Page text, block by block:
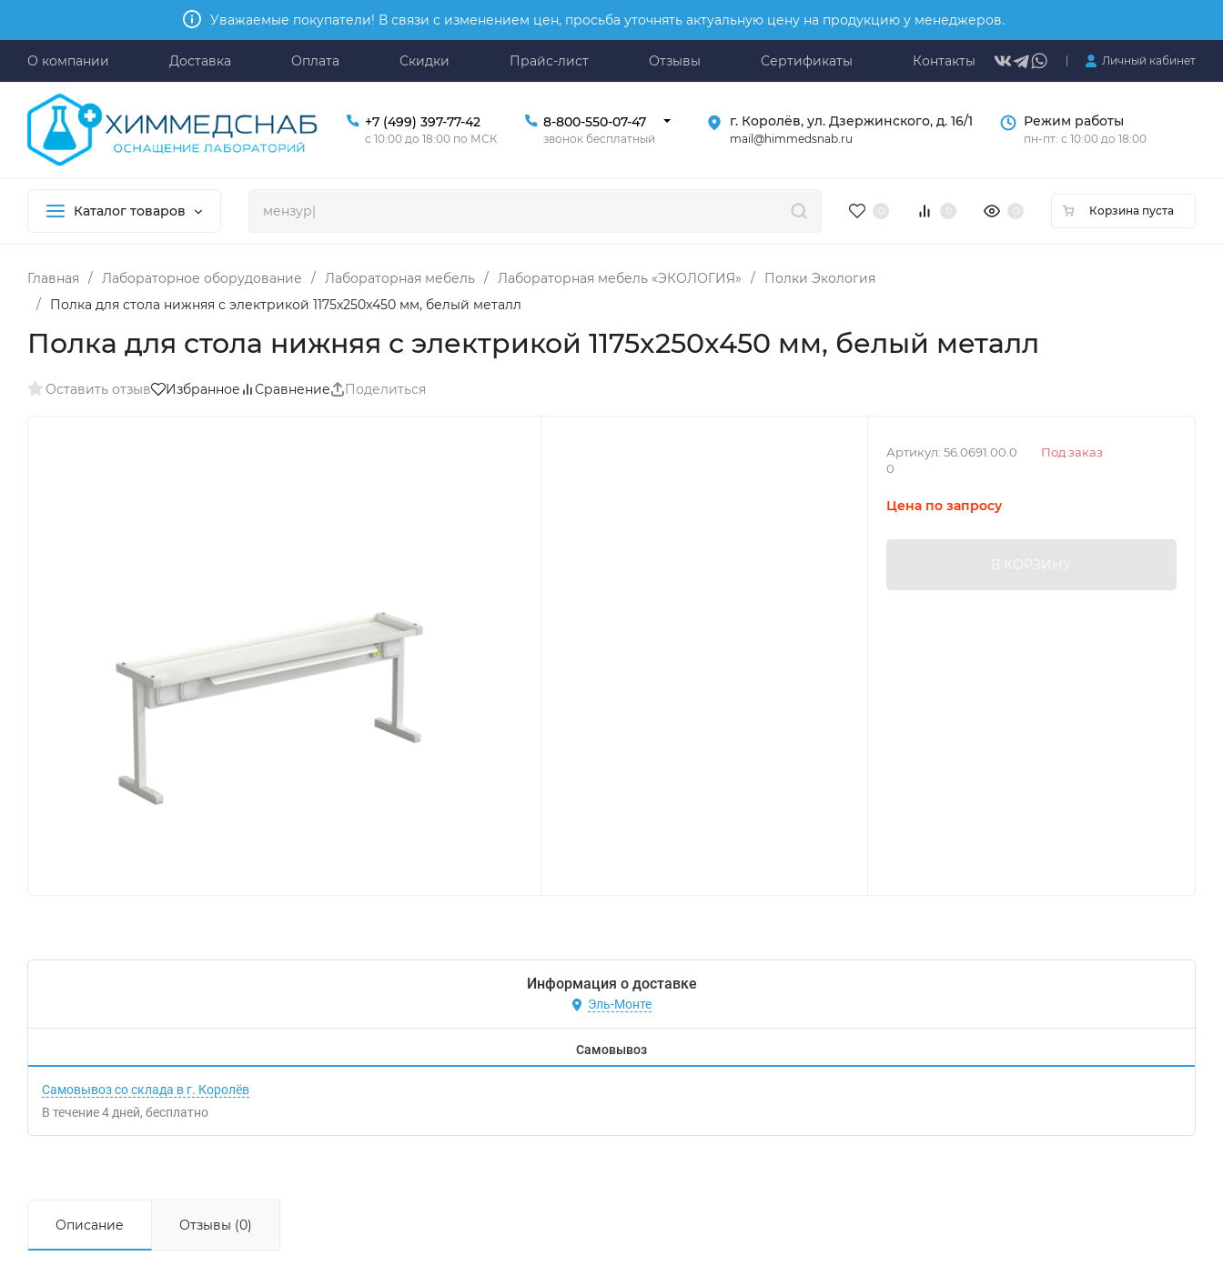
Уважаемые покупатели! В связи с изменением цен, просьба уточнять актуальную цену на продукцию у менеджеров.
О компании Доставка Оплата Скидки Прайс-лист Отзывы Сертификаты Контакты Личный кабинет
+7 (499) 397-77-42
с 10:00 до 18:00 по МСК
8-800-550-07-47
звонок бесплатный
г. Королёв, ул. Дзержинского, д. 16/1
mail@himmedsnab.ru
Режим работы
пн-пт: с 10:00 до 18:00
Каталог товаров Корзина пуста
Главная / Лабораторное оборудование / Лабораторная мебель / Лабораторная мебель «ЭКОЛОГИЯ» /
Полки Экология
/
Полка для стола нижняя с электрикой 1175x250x450 мм, белый металл
Полка для стола нижняя с электрикой 1175x250x450 мм, белый металл
Оставить отзыв Избранное Сравнение Поделиться
Под заказ
Артикул:56.0691.00.0
0
Цена по запросу
В КОРЗИНУ
Информация о доставке
Эль-Монте
Самовывоз
Самовывоз со склада в г. Королёв
В течение4 дней Бесплатно
Описание Отзывы (0)